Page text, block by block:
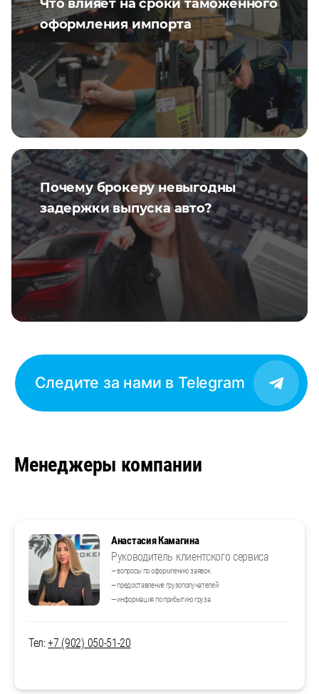
Что влияет на сроки таможенного
оформления импорта
Почему брокеру невыгодны
задержки выпуска авто?
Следите за нами в Telegram
Менеджеры компании
Анастасия Камагина
Руководитель клиентского сервиса
— вопросы по оформлению заявок
— предоставление грузополучателей
— информация по прибытию груза
Тел:+7 (902) 050-51-20